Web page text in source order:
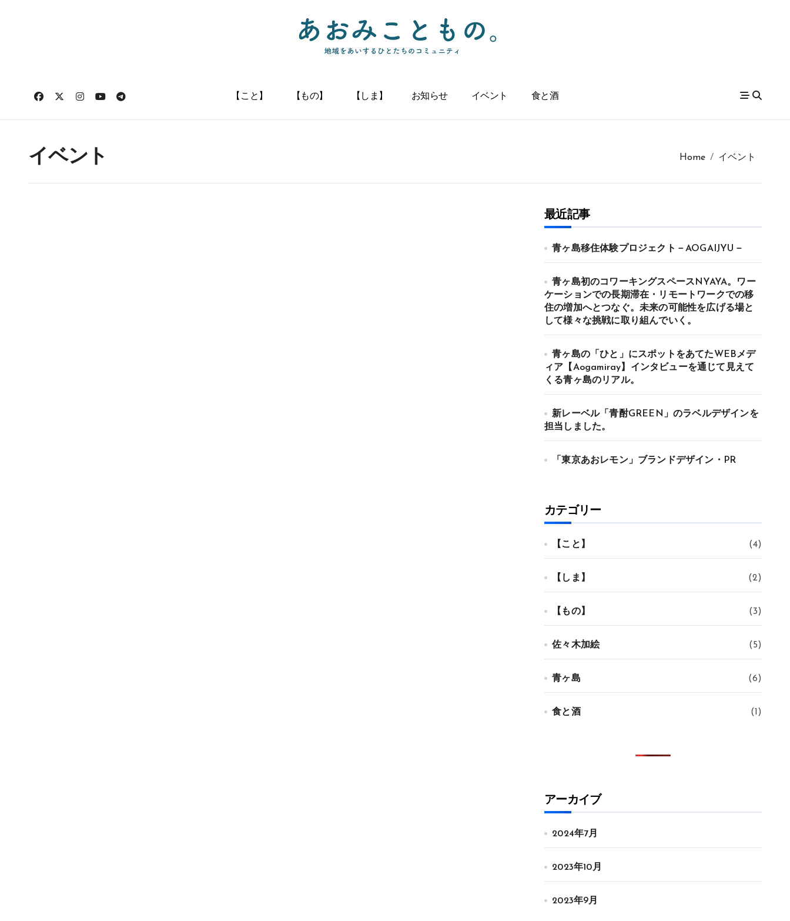
プ
【こと】 【もの】 【しま】 お知らせ イベント 食と酒
イベント Home イベント
最近記事
青ヶ島移住体験プロジェクト－AOGAIJYU－
青ヶ島初のコワーキングスペースNYAYA。ワー
ケーションでの長期滞在・リモートワークでの移
住の増加へとつなぐ。未来の可能性を広げる場と
して様々な挑戦に取り組んでいく。
青ヶ島の「ひと」にスポットをあてたWEBメデ
ィア【Aogamiray】インタビューを通じて見えて
くる青ヶ島のリアル。
新レーベル「青酎GREEN」のラベルデザインを
担当しました。
「東京あおレモン」ブランドデザイン・PR
カテゴリー
【こと】 (4)
【しま】 (2)
【もの】 (3)
佐々木加絵 (5)
青ヶ島 (6)
食と酒 (1)
アーカイブ
2024年7月
2023年10月
2023年9月